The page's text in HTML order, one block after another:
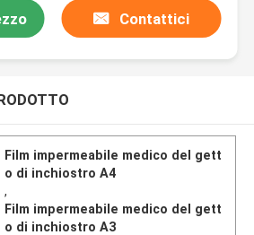
Contattici
Film impermeabile medico del gett
o di inchiostro A4
,
Film impermeabile medico del gett
o di inchiostro A3